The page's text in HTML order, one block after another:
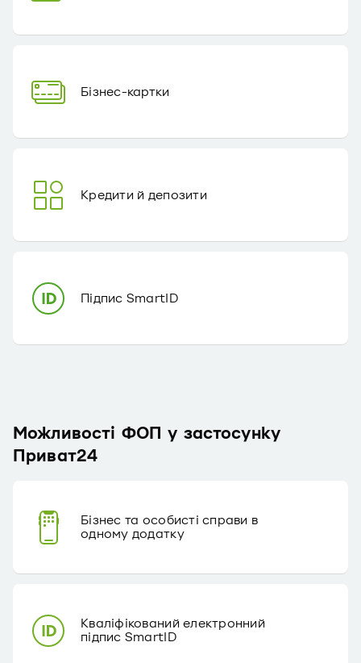
Бізнес-картки
Кредити й депозити
Підпис SmartID
Можливості ФОП у застосунку
Приват24
Бізнес та особисті справи в
одному додатку
Кваліфікований електронний
підпис SmartID